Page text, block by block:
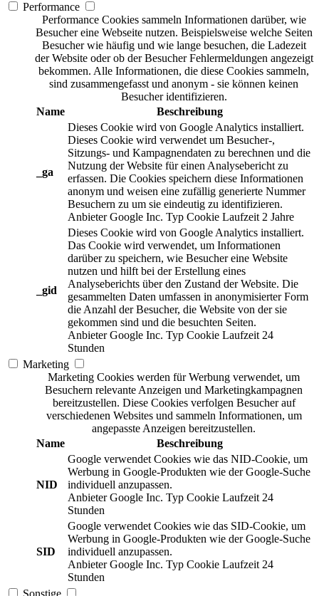
Performance
Performance Cookies sammeln Informationen darüber, wie
Besucher eine Webseite nutzen. Beispielsweise welche Seiten
Besucher wie häufig und wie lange besuchen, die Ladezeit
der Website oder ob der Besucher Fehlermeldungen angezeigt
bekommen. Alle Informationen, die diese Cookies sammeln,
sind zusammengefasst und anonym - sie können keinen
Besucher identifizieren.
Name
Beschreibung
_ga
Dieses Cookie wird von Google Analytics installiert.
Dieses Cookie wird verwendet um Besucher-,
Sitzungs- und Kampagnendaten zu berechnen und die
Nutzung der Website für einen Analysebericht zu
erfassen. Die Cookies speichern diese Informationen
anonym und weisen eine zufällig generierte Nummer
Besuchern zu um sie eindeutig zu identifizieren.
Anbieter Google Inc. Typ Cookie Laufzeit 2 Jahre
_gid
Dieses Cookie wird von Google Analytics installiert.
Das Cookie wird verwendet, um Informationen
darüber zu speichern, wie Besucher eine Website
nutzen und hilft bei der Erstellung eines
Analyseberichts über den Zustand der Website. Die
gesammelten Daten umfassen in anonymisierter Form
die Anzahl der Besucher, die Website von der sie
gekommen sind und die besuchten Seiten.
Anbieter Google Inc. Typ Cookie Laufzeit 24
Stunden
Marketing
Marketing Cookies werden für Werbung verwendet, um
Besuchern relevante Anzeigen und Marketingkampagnen
bereitzustellen. Diese Cookies verfolgen Besucher auf
verschiedenen Websites und sammeln Informationen, um
angepasste Anzeigen bereitzustellen.
Name
Beschreibung
NID
Google verwendet Cookies wie das NID-Cookie, um
Werbung in Google-Produkten wie der Google-Suche
individuell anzupassen.
Anbieter Google Inc. Typ Cookie Laufzeit 24
Stunden
SID
Google verwendet Cookies wie das SID-Cookie, um
Werbung in Google-Produkten wie der Google-Suche
individuell anzupassen.
Anbieter Google Inc. Typ Cookie Laufzeit 24
Stunden
Sonstige